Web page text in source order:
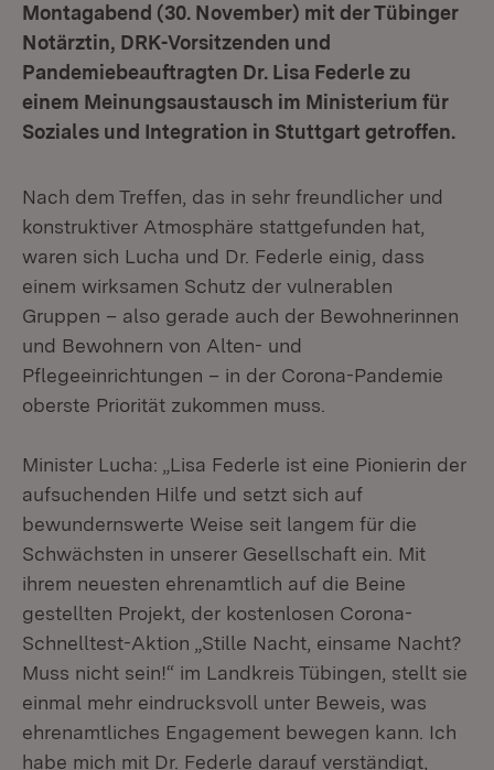
Montagabend (30. November) mit der Tübinger
Notärztin, DRK-Vorsitzenden und
Pandemiebeauftragten Dr. Lisa Federle zu
einem Meinungsaustausch im Ministerium für
Soziales und Integration in Stuttgart getroffen.
Nach dem Treffen, das in sehr freundlicher und
konstruktiver Atmosphäre stattgefunden hat,
waren sich Lucha und Dr. Federle einig, dass
einem wirksamen Schutz der vulnerablen
Gruppen – also gerade auch der Bewohnerinnen
und Bewohnern von Alten- und
Pflegeeinrichtungen – in der Corona-Pandemie
oberste Priorität zukommen muss.
Minister Lucha: „Lisa Federle ist eine Pionierin der
aufsuchenden Hilfe und setzt sich auf
bewundernswerte Weise seit langem für die
Schwächsten in unserer Gesellschaft ein. Mit
ihrem neuesten ehrenamtlich auf die Beine
gestellten Projekt, der kostenlosen Corona-
Schnelltest-Aktion „Stille Nacht, einsame Nacht?
Muss nicht sein!“ im Landkreis Tübingen, stellt sie
einmal mehr eindrucksvoll unter Beweis, was
ehrenamtliches Engagement bewegen kann. Ich
habe mich mit Dr. Federle darauf verständigt,